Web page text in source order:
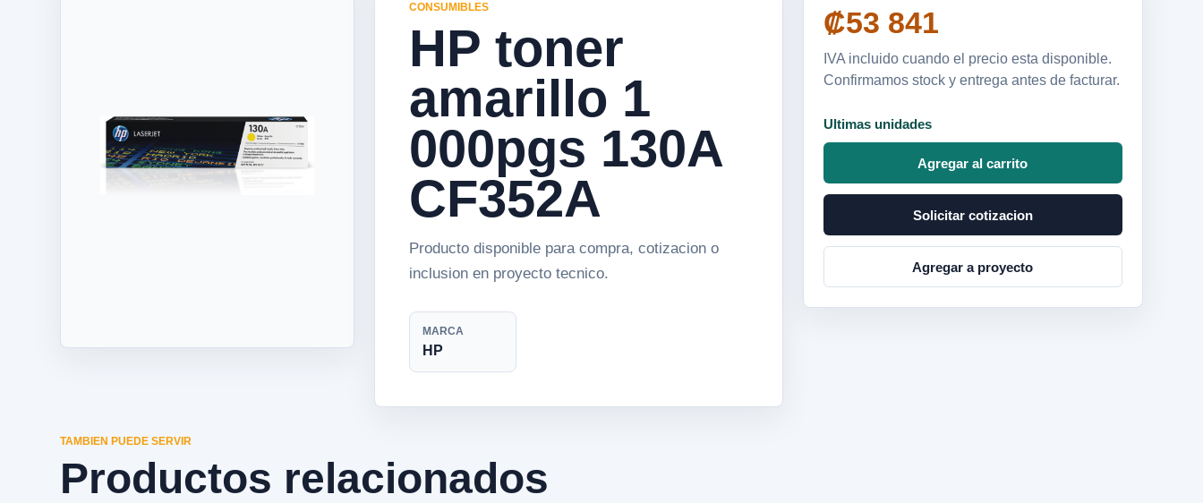
CONSUMIBLES
HP toner
amarillo 1
000pgs 130A
CF352A
Producto disponible para compra, cotizacion o
inclusion en proyecto tecnico.
MARCA
HP
₡53 841
IVA incluido cuando el precio esta disponible.
Confirmamos stock y entrega antes de facturar.
Ultimas unidades
Agregar al carrito
Solicitar cotizacion
Agregar a proyecto
TAMBIEN PUEDE SERVIR
Productos relacionados